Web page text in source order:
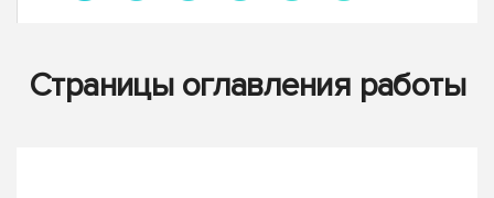
Страницы оглавления работы